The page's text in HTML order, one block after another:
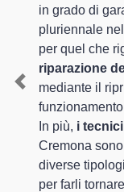
in grado di
pluriennale
per quel che
riparazione
mediante il
In più, i
Cremona
diverse
per farli
Previous